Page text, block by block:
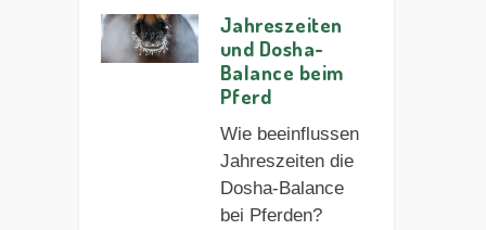
Jahreszeiten
und Dosha-
Balance beim
Pferd
Wie beeinflussen
Jahreszeiten die
Dosha-Balance
bei Pferden?